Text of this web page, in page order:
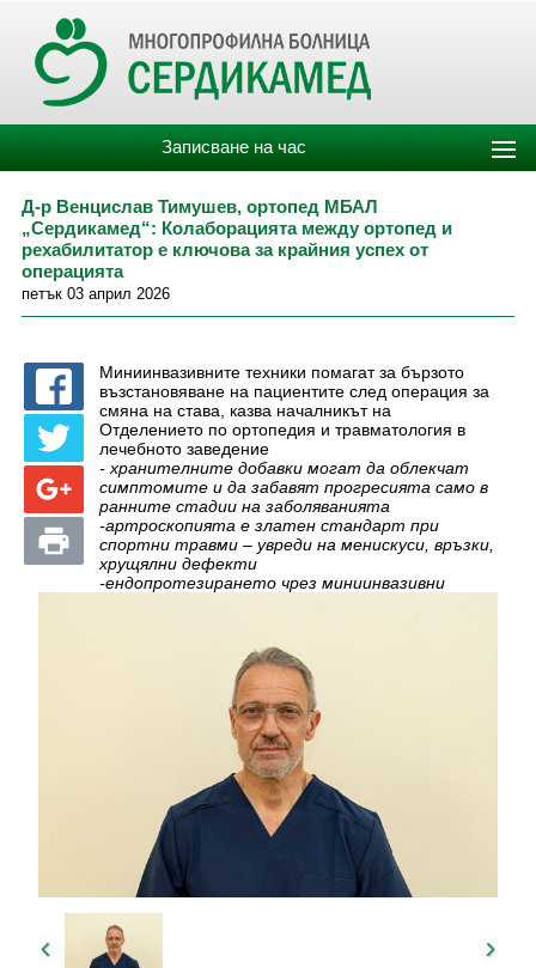
Записване на час
Д-р Венцислав Тимушев, ортопед МБАЛ
„Сердикамед“: Колаборацията между ортопед и
рехабилитатор е ключова за крайния успех от
операцията
петък 03 април 2026
Миниинвазивните техники помагат за бързото
възстановяване на пациентите след операция за
смяна на става, казва началникът на
Отделението по ортопедия и травматология в
лечебното заведение
- хранителните добавки могат да облекчат
симптомите и да забавят прогресията само в
ранните стадии на заболяванията
-артроскопията е златен стандарт при
спортни травми – увреди на менискуси, връзки,
хрущялни дефекти
-ендопротезирането чрез миниинвазивни